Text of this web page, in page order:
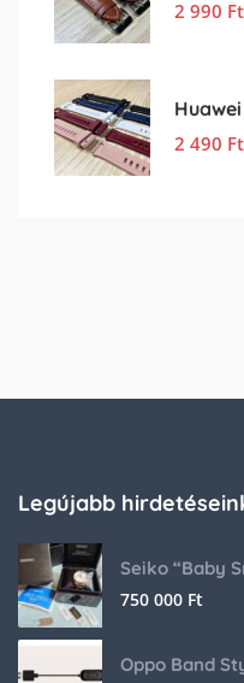
2 990 Ft
2 490 Ft
Legújabb
750 000 Ft
Oppo Band